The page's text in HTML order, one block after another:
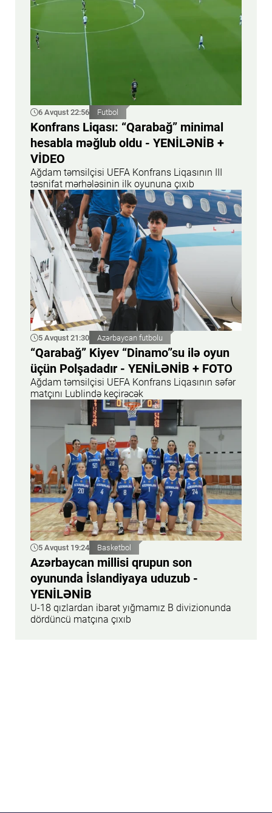
6 Avqust 22:56 Futbol
Konfrans Liqası: “Qarabağ” minimal
hesabla məğlub oldu - YENİLƏNİB +
VİDEO
Ağdam təmsilçisi UEFA Konfrans Liqasının III
təsnifat mərhələsinin ilk oyununa çıxıb
5 Avqust 21:30 Azərbaycan futbolu
“Qarabağ” Kiyev “Dinamo”su ilə oyun
üçün Polşadadır - YENİLƏNİB + FOTO
Ağdam təmsilçisi UEFA Konfrans Liqasının səfər
matçını Lublində keçirəcək
5 Avqust 19:24 Basketbol
Azərbaycan millisi qrupun son
oyununda İslandiyaya uduzub -
YENİLƏNİB
U-18 qızlardan ibarət yığmamız B divizionunda
dördüncü matçına çıxıb